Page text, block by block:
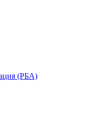
(РБА)